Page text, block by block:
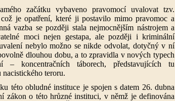
začátku vybaveno pravomocí uvalovat tzv.
což je opatření, které ji postavilo mimo pravomoc a
vazba se později stala nejmocnějším nástrojem a
moci nejen gestapa, ale později i kriminální
nebylo možno se nikde odvolat, dotyčný v ní
dlouhou dobu, a to zpravidla v nových typech
– koncentračních táborech, představujících tu
teroru.
této obludné instituce je spojen s datem 26. dubna
zákon o této hrůzné instituci, v němž je definována